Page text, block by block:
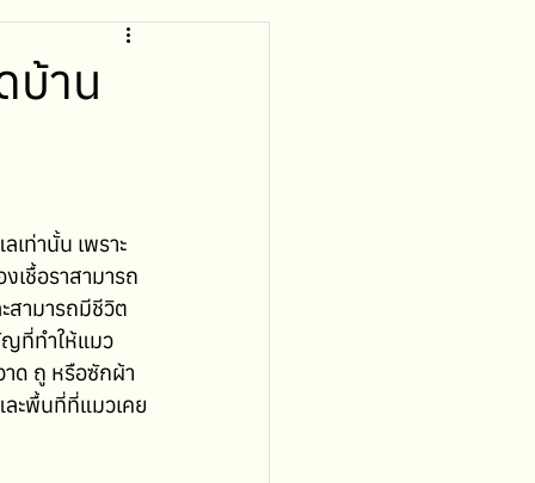
บ้าน
เท่านั้น เพราะ
เชื้อราสามารถ
สามารถมีชีวิต
ญที่ทำให้แมว
าด ถู หรือซักผ้า
ะพื้นที่ที่แมวเคย